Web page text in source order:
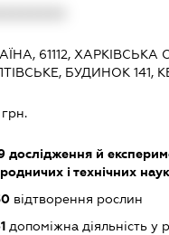
61112,
БУДИНОК 141,
дослідження й
і технічних наук
відтворення рослин
допоміжна діяльність у